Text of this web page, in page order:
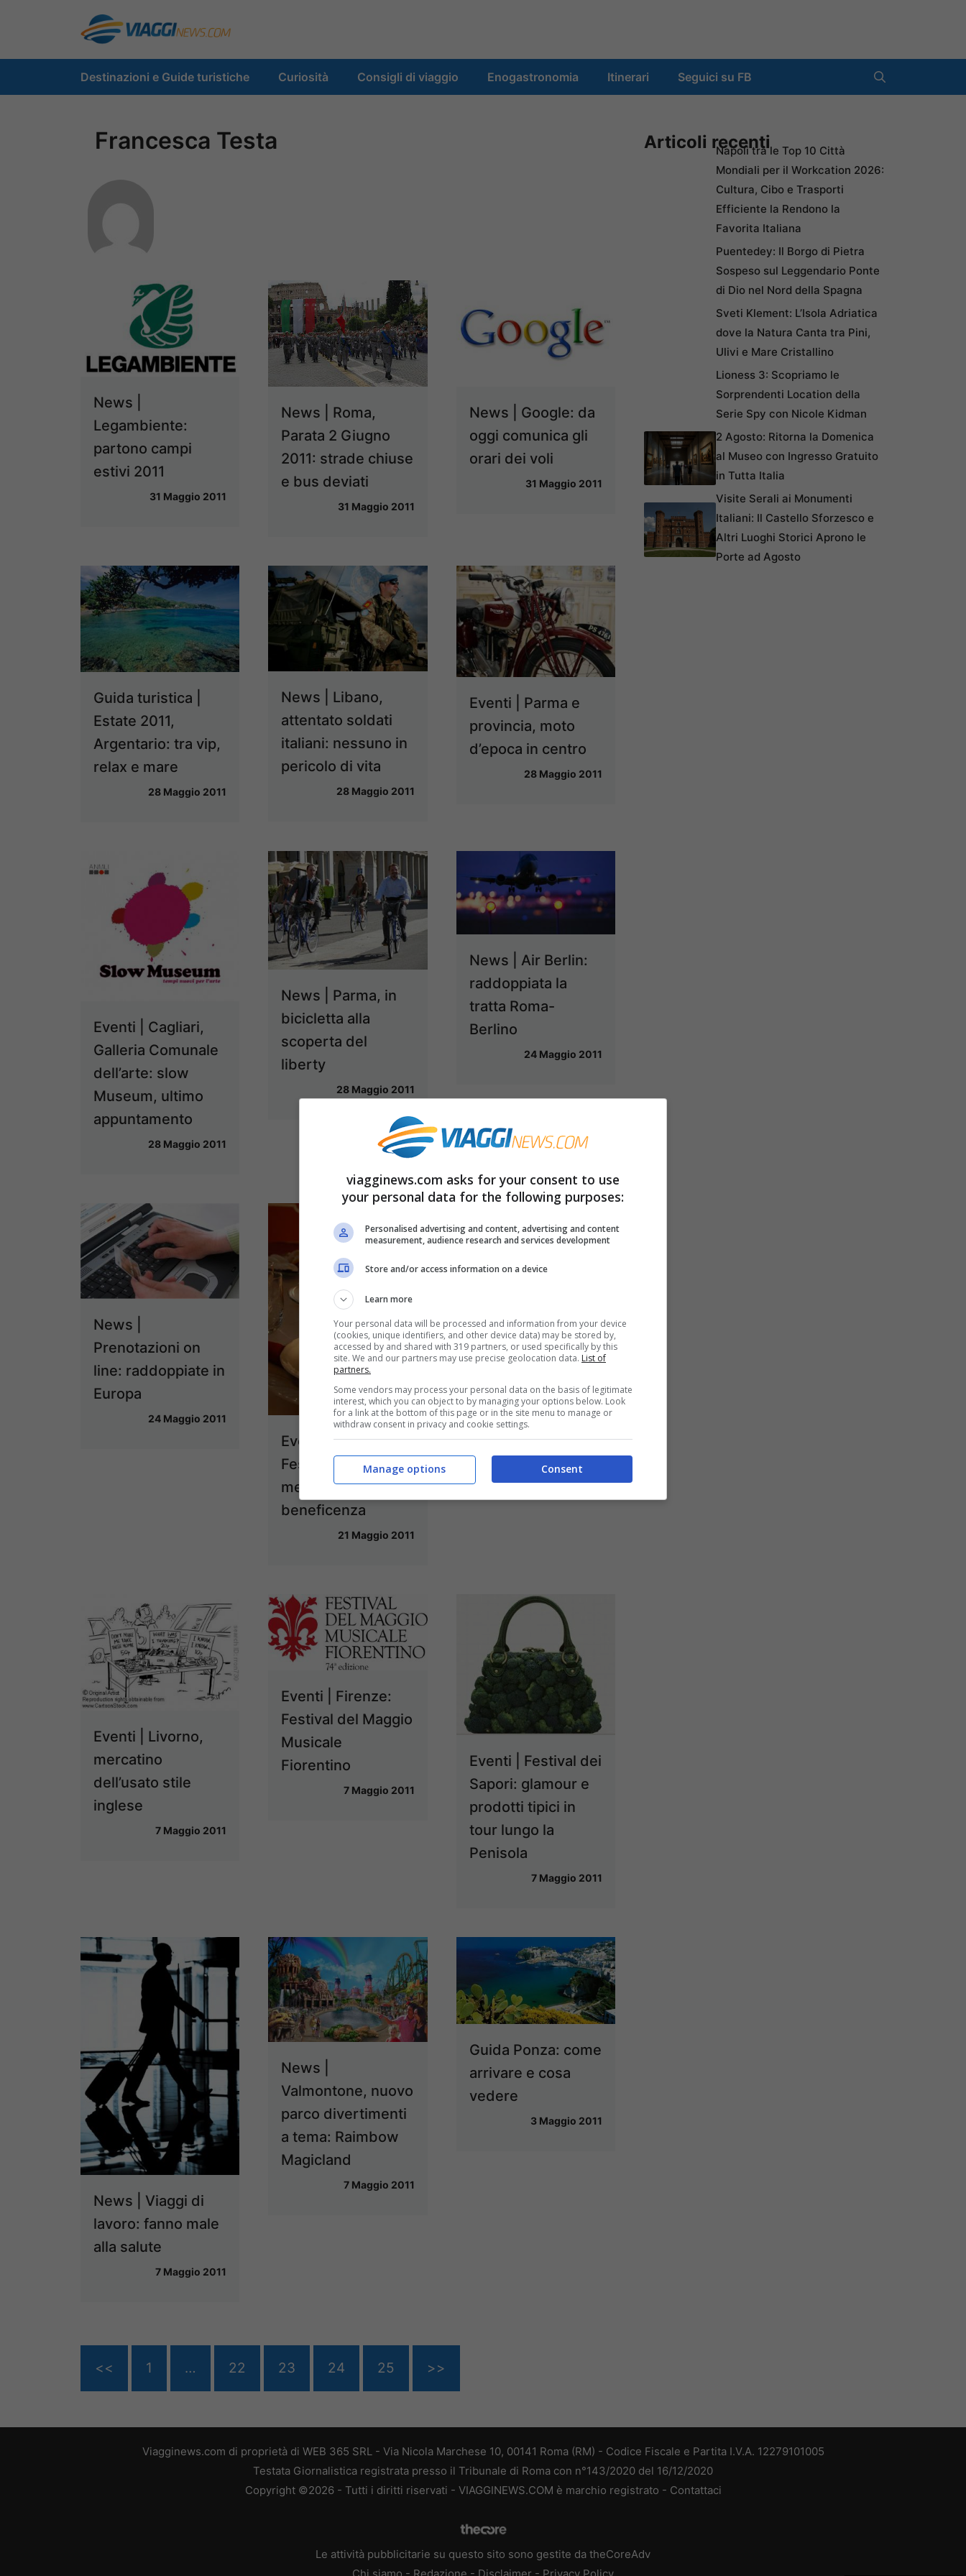
contenuto
Destinazioni e Guide turistiche Curiosità Consigli di viaggio Enogastronomia Itinerari Seguici su FB
Francesca Testa
News |
Legambiente:
partono campi
estivi 2011
31 Maggio 2011
News | Roma,
Parata 2 Giugno
2011: strade chiuse
e bus deviati
31 Maggio 2011
News | Google: da
oggi comunica gli
orari dei voli
31 Maggio 2011
Guida turistica |
Estate 2011,
Argentario: tra vip,
relax e mare
28 Maggio 2011
News | Libano,
attentato soldati
italiani: nessuno in
pericolo di vita
28 Maggio 2011
Eventi | Parma e
provincia, moto
d’epoca in centro
28 Maggio 2011
Eventi | Cagliari,
Galleria Comunale
dell’arte: slow
Museum, ultimo
appuntamento
28 Maggio 2011
News | Parma, in
bicicletta alla
scoperta del
liberty
28 Maggio 2011
News | Air Berlin:
raddoppiata la
tratta Roma-
Berlino
24 Maggio 2011
News |
Prenotazioni on
line: raddoppiate in
Europa
24 Maggio 2011
Eventi | Parma,
Festa di Maggio:
merenda di
beneficenza
21 Maggio 2011
News | Viaggi nello
voli Virgin Galactic
20 Maggio 2011
Eventi | Livorno,
mercatino
dell’usato stile
inglese
7 Maggio 2011
Eventi | Firenze:
Festival del Maggio
Musicale
Fiorentino
7 Maggio 2011
Eventi | Festival dei
Sapori: glamour e
prodotti tipici in
tour lungo la
Penisola
7 Maggio 2011
News | Viaggi di
lavoro: fanno male
alla salute
7 Maggio 2011
News |
Valmontone, nuovo
parco divertimenti
a tema: Raimbow
Magicland
7 Maggio 2011
Guida Ponza: come
arrivare e cosa
vedere
3 Maggio 2011
<< 1 … 22 23 24 25 >>
Articoli recentiNapoli tra le Top 10 Città
Mondiali per il Workcation 2026:
Cultura, Cibo e Trasporti
Efficiente la Rendono la
Favorita Italiana
Puentedey: Il Borgo di Pietra
Sospeso sul Leggendario Ponte
di Dio nel Nord della Spagna
Sveti Klement: L’Isola Adriatica
dove la Natura Canta tra Pini,
Ulivi e Mare Cristallino
Lioness 3: Scopriamo le
Sorprendenti Location della
Serie Spy con Nicole Kidman
2 Agosto: Ritorna la Domenica
al Museo con Ingresso Gratuito
in Tutta Italia
Visite Serali ai Monumenti
Italiani: Il Castello Sforzesco e
Altri Luoghi Storici Aprono le
Porte ad Agosto
Viagginews.com di proprietà di WEB 365 SRL - Via Nicola Marchese 10, 00141 Roma (RM) - Codice Fiscale e Partita I.V.A. 12279101005
Testata Giornalistica registrata presso il Tribunale di Roma con n°143/2020 del 16/12/2020
Copyright ©2026 - Tutti i diritti riservati - VIAGGINEWS.COM è marchio registrato - Contattaci
Le attività pubblicitarie su questo sito sono gestite da theCoreAdv
Chi siamo - Redazione - Disclaimer - Privacy Policy
viagginews.com asks for your consent to use
your personal data for the following purposes:
Personalised advertising and content, advertising and content
measurement, audience research and services development
Store and/or access information on a device
Learn more
Your personal data will be processed and information from your device
(cookies, unique identifiers, and other device data) may be stored by,
accessed by and shared with 319 partners, or used specifically by this
site. We and our partners may use precise geolocation data. List of
partners.
Some vendors may process your personal data on the basis of legitimate
interest, which you can object to by managing your options below. Look
for a link at the bottom of this page or in the site menu to manage or
withdraw consent in privacy and cookie settings.
Consent
Manage options